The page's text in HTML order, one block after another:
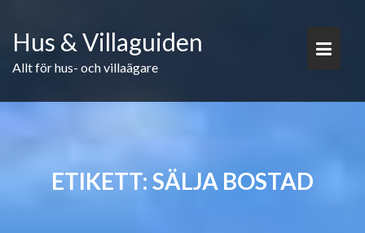
content
Hus & Villaguiden
Allt för hus- och villaägare
ETIKETT: SÄLJA BOSTAD